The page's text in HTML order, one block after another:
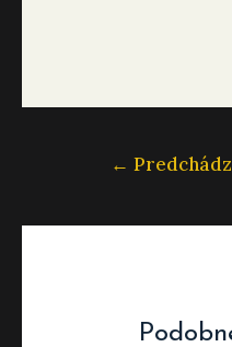
Navigácia
←